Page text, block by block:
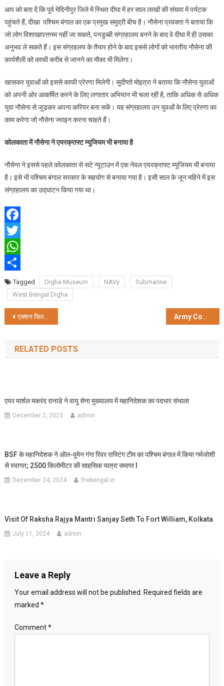
आप को बता दें कि पूर्व मेदिनीपुर जिले में स्थित दीघा में हर साल लाखों की संख्या में पर्यटक
पहुंचते हैं, दीखा पश्चिम बंगाल का एक प्रमुख समुद्री बीच है। नौसेना प्रवक्ता ने बताया कि
जो लोग विशाखापत्तनम नहीं जा सकते, पनडुब्बी संग्रहालय बनने के बाद वे दीघा में ही उसका
अनुभव ले सकते हैं। इस संग्रहलय के तैयार होने के बाद इससे लोगों को भारतीय नौसेना की
कार्यशैली को काफी करीब से जानने का मौका भी मिलेगा।
खासकर युवाओं को इससे काफी प्रेरणा मिलेगी। सुदीप्तो मोइत्रा ने बताया कि नौसेना युवाओं
को अपनी ओर आकर्षित करने के लिए लगातार अभियान भी चला रही है, ताकि अधिक से अधिक
युवा नौसेना से जुड़कर अपना करियर बना सकें। यह संग्रहालय उन युवओं के लिए प्रेरणा का
काम करेगा जो नौसेना ज्वाइन करना चाहते हैं।
कोलकाता में नौसेना ने एयरक्राफ्ट म्यूजियम भी बनाया है
नौसेना ने इससे पहले कोलकाता से सटे न्यूटाउन में एक नेवल एयरक्राफ्ट म्यूजियम भी बनाया
है। इसे भी पश्चिम बंगाल सरकार के सहयोग से बनाया गया है। इसी साल के जून महिने में इस
संग्रहालय का उद्घाटन किया गया था।
Facebook
Twitter
WhatsApp
ShareTagged Digha Museum NAVy
Submarine
West Bengal Digha
Post
navigation
एक्शन फिल्म ‘लकड़बग्घा’ का कोलकाता अंतर्राष्ट्रीय फिल्म महोत्सव में प्रीमियर रिलिज़
RELATED POSTS
एयर मार्शल मकरंद रानाडे ने वायु सेना मुख्यालय में महानिदेशक का पदभार संभाला
December 2, 2023 admin
BSF के महानिदेशक ने ऑल-वूमेन गंगा रिवर राफ्टिंग टीम का पश्चिम बंगाल में किया गर्मजोशी
से स्वागत; 2500 किलोमीटर की साहसिक यात्रा समाप्त I
December 24, 2024 thebengal.in
Visit Of Raksha Rajya Mantri Sanjay Seth To Fort William, Kolkata
July 11, 2024 admin
Leave a Reply
Your email address will not be published.
Required fields are
marked *
Comment*